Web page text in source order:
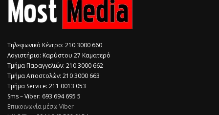
Τηλεφωνικό Κέντρο: 210 3000 660
Λογιστήριο: Καρύστου 27 Καματερό
Τμήμα Παραγγελιών: 210 3000 662
Τμήμα Αποστολών: 210 3000 663
Τμήμα Service: 211 0013 053
Sms – Viber: 693 694 695 5
Επικοινωνία μέσω Viber